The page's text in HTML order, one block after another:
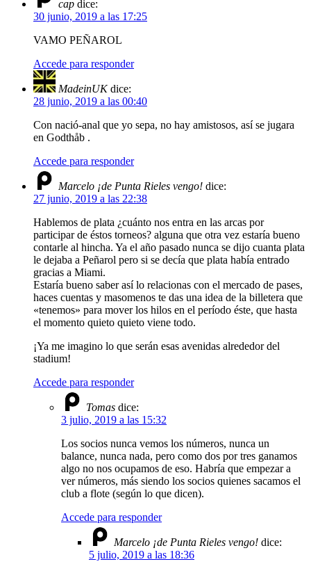
cap dice:
30 junio, 2019 a las 17:25
VAMO PEÑAROL
Accede para responder
MadeinUK dice:
28 junio, 2019 a las 00:40
Con nació-anal que yo sepa, no hay amistosos, así se jugara
en Godthåb .
Accede para responder
Marcelo ¡de Punta Rieles vengo! dice:
27 junio, 2019 a las 22:38
Hablemos de plata ¿cuánto nos entra en las arcas por
participar de éstos torneos? alguna que otra vez estaría bueno
contarle al hincha. Ya el año pasado nunca se dijo cuanta plata
le dejaba a Peñarol pero si se decía que plata había entrado
gracias a Miami.
Estaría bueno saber así lo relacionas con el mercado de pases,
haces cuentas y masomenos te das una idea de la billetera que
«tenemos» para mover los hilos en el período éste, que hasta
el momento quieto quieto viene todo.
¡Ya me imagino lo que serán esas avenidas alrededor del
stadium!
Accede para responder
Tomas dice:
3 julio, 2019 a las 15:32
Los socios nunca vemos los números, nunca un
balance, nunca nada, pero como dos por tres ganamos
algo no nos ocupamos de eso. Habría que empezar a
ver números, más siendo los socios quienes sacamos el
club a flote (según lo que dicen).
Accede para responder
Marcelo ¡de Punta Rieles vengo! dice:
5 julio, 2019 a las 18:36